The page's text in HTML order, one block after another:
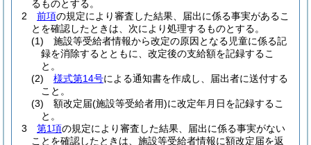
るものとする。
2
前項の規定により審査した結果、届出に係る事実があるこ
とを確認したときは、次により処理するものとする。
(1)
施設等受給者情報から改定の原因となる児童に係る記
録を消除するとともに、改定後の支給額を記録するこ
と。
(2)
様式第14号による通知書を作成し、届出者に送付する
こと。
(3)
額改定届(施設等受給者用)に改定年月日を記録するこ
と。
3
第1項の規定により審査した結果、届出に係る事実がない
ことを確認したときは、施設等受給者情報に額改定届を返